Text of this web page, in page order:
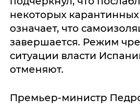
некоторых
означает, что
завершается. Режим
ситуации власти
отменяют.
Премьер-министр